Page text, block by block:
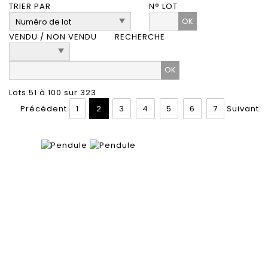
TRIER PAR
N° LOT
OK
VENDU / NON VENDU
RECHERCHE
Lots 51 à 100 sur 323
Précédent
1 2 3 4 5 6 7 Suivant